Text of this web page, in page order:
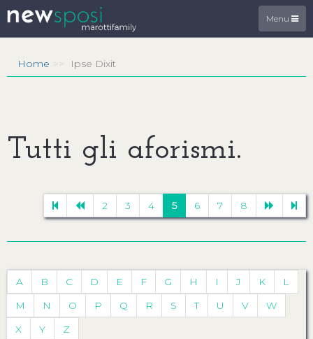
Menu
Home Ipse Dixit
Tutti gli aforismi.
2 3 4 5 6 7 8
A B C D E F G H I J K
L
M
N O P Q R S T U V
W
X
Y Z